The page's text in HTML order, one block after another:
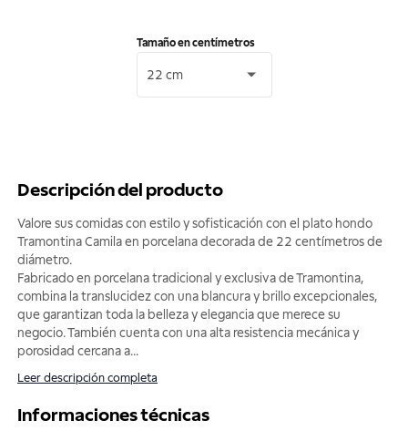
Tamaño en centímetros
22 cm
Descripción del producto
Valore sus comidas con estilo y sofisticación con el plato hondo
Tramontina Camila en porcelana decorada de 22 centímetros de
diámetro.
Fabricado en porcelana tradicional y exclusiva de Tramontina,
combina la translucidez con una blancura y brillo excepcionales,
que garantizan toda la belleza y elegancia que merece su
negocio. También cuenta con una alta resistencia mecánica y
porosidad cercana a...
Leer descripción completa
Informaciones técnicas